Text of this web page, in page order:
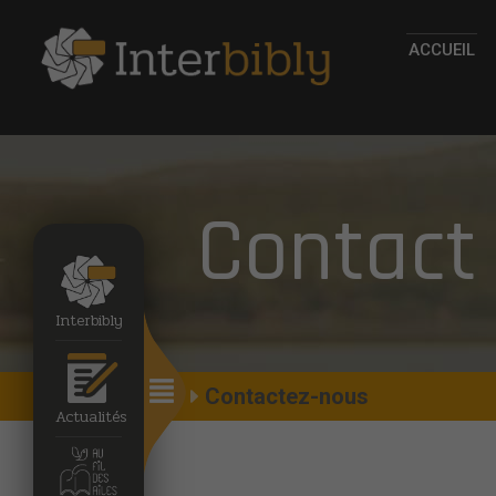
Interbibly
Actualités
ACCUEIL
Contact
Accueil Contactez-nous